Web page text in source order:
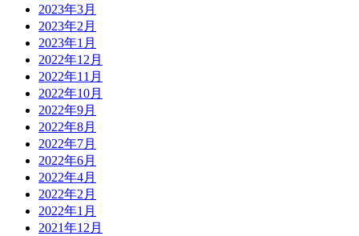
2023年3月
2023年2月
2023年1月
2022年12月
2022年11月
2022年10月
2022年9月
2022年8月
2022年7月
2022年6月
2022年4月
2022年2月
2022年1月
2021年12月